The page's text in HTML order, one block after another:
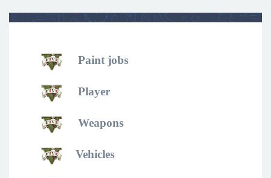
Paint jobs
Player
Weapons
Vehicles